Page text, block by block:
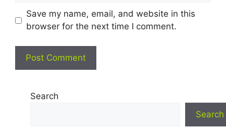
Save my name, email, and website in this
browser for the next time I comment.
Search
Search